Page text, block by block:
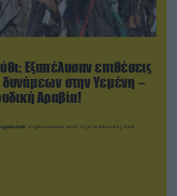
Eξαπέλυσαν επιθέσεις
δυνάμεων στην Υεμένη –
Αραβία!